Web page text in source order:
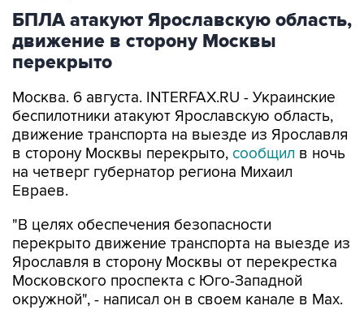
БПЛА атакуют Ярославскую область,
движение в сторону Москвы
перекрыто
Москва. 6 августа. INTERFAX.RU - Украинские
беспилотники атакуют Ярославскую область,
движение транспорта на выезде из Ярославля
в сторону Москвы перекрыто, сообщил в ночь
на четверг губернатор региона Михаил
Евраев.
"В целях обеспечения безопасности
перекрыто движение транспорта на выезде из
Ярославля в сторону Москвы от перекрестка
Московского проспекта с Юго-Западной
окружной", - написал он в своем канале в Мах.